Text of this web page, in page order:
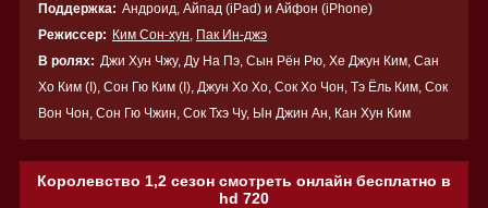
Поддержка: Андроид, Айпад (iPad) и Айфон (iPhone)
Режиссер: Ким Сон-хун, Пак Ин-джэ
В ролях: Джи Хун Чжу, Ду На Пэ, Сын Рён Рю, Хе Джун Ким, Сан
Хо Ким (I), Сон Гю Ким (I), Джун Хо Хо, Сок Хо Чон, Тэ Ёль Ким, Сок
Вон Чон, Сон Гю Чжин, Сок Тхэ Чу, Ын Джин Ан, Кан Хун Ким
Королевство 1,2 сезон смотреть онлайн бесплатно в
hd 720